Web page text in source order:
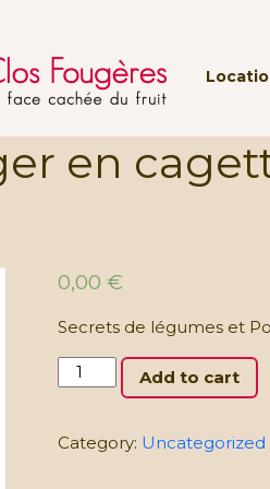
en
0,00 €
Secrets de légumes et
Secrets
de
et
Add to cart
Category: Uncategorized